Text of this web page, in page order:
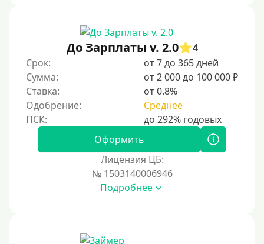
Без документов
По ИНН
По загранпаспорту
По военному билету
По водительскому удостоверению
Без СНИЛСа
До Зарплаты v. 2.0
4
Срок:
от 7 до 365 дней
Сумма:
от 2 000 до 100 000 ₽
Ставка:
от 0.8%
Одобрение:
Среднее
Оформить
Лицензия ЦБ:
№ 1503140006946
Подробнее